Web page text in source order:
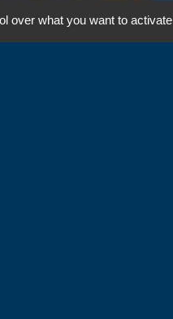
over what you want to activate